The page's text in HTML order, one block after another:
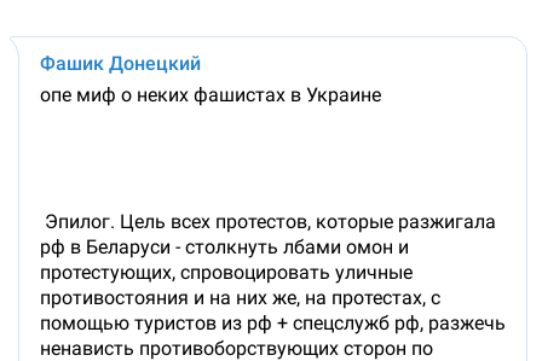
Фашик Донецкий
опе миф о неких фашистах в Украине
Эпилог. Цель всех протестов, которые разжигала
рф в Беларуси - столкнуть лбами омон и
протестующих, спровоцировать уличные
противостояния и на них же, на протестах, с
помощью туристов из рф + спецслужб рф, разжечь
ненависть противоборствующих сторон по